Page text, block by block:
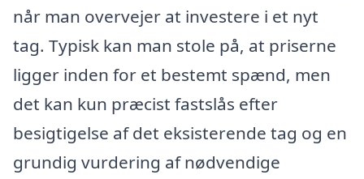
når man overvejer at investere i et nyt
tag. Typisk kan man stole på, at priserne
ligger inden for et bestemt spænd, men
det kan kun præcist fastslås efter
besigtigelse af det eksisterende tag og en
grundig vurdering af nødvendige